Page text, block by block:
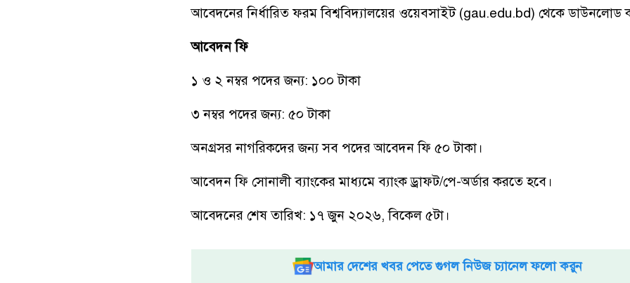
আবেদনের নির্ধারিত ফরম বিশ্ববিদ্যালয়ের ওয়েবসাইট (gau.edu.bd) থেকে ডাউনলোড
আবেদন ফি
১ ও ২ নম্বর পদের জন্য: ১০০ টাকা
৩ নম্বর পদের জন্য: ৫০ টাকা
অনগ্রসর নাগরিকদের জন্য সব পদের আবেদন ফি ৫০ টাকা।
আবেদন ফি সোনালী ব্যাংকের মাধ্যমে ব্যাংক ড্রাফট/পে-অর্ডার করতে হবে।
আবেদনের শেষ তারিখ: ১৭ জুন ২০২৬, বিকেল ৫টা।
আমার দেশের খবর পেতে গুগল নিউজ চ্যানেল ফলো করুন